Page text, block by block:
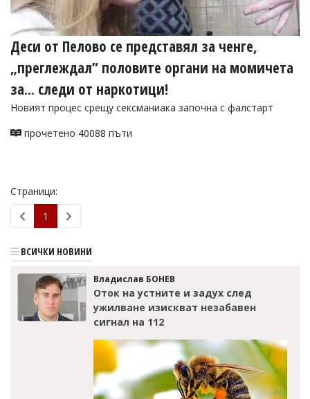
Деси от Пелово се представял за ченге,
„преглеждал” половите органи на момичета
за... следи от наркотици!
Новият процес срещу сексманиака започна с фалстарт
прочетено 40088 пъти
Страници:
1
ВСИЧКИ НОВИНИ
Владислав БОНЕВ
Оток на устните и задух след
ужилване изискват незабавен
сигнал на 112